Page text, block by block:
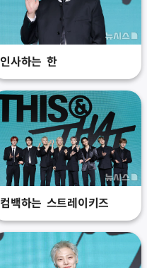
인사하는 한
컴백하는 스트레이키즈